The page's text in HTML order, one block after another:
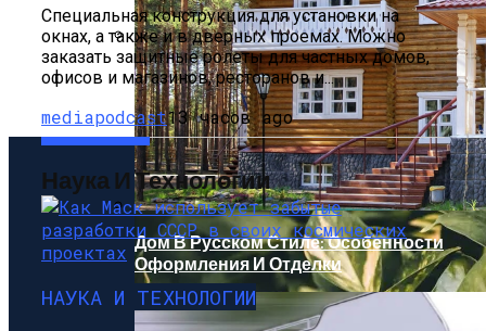
Артезианская, Минеральная,
Родниковая, Талая: В Чем Разница И
Какую Воду Лучше Выбрать Для Питья
Дом В Русском Стиле: Особенности
Оформления И Отделки
Специальная конструкция для установки на
окнах, а также и в дверных проемах. Можно
заказать защитные ролеты для частных домов,
офисов и магазинов, ресторанов и...
mediapodcast13 часов ago
Наука И Технологии
НАУКА И ТЕХНОЛОГИИ